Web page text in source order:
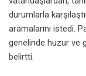
durumlarla
aramalarını istedi.
genelinde huzur ve
belirtti.